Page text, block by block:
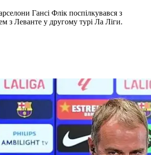
Гансі Флік поспілкувався з
з Леванте у другому турі Ла Ліги.